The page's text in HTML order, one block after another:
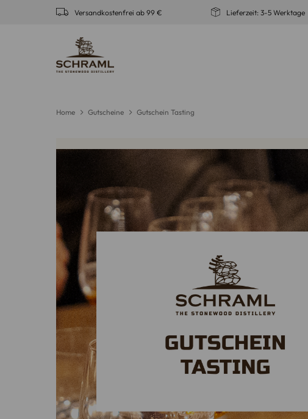
Versandkostenfrei ab 99 € Lieferzeit: 3-5 Werktage
Home Gutscheine Gutschein Tasting